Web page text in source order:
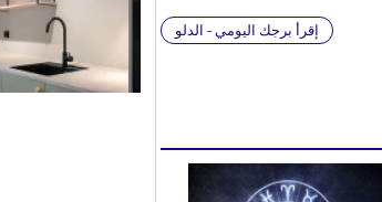
إقرأ برجك اليومي - الدلو